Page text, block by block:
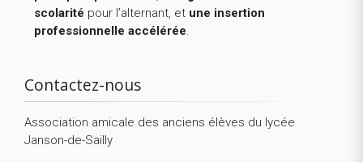
scolarité pour l’alternant, et une insertion
professionnelle accélérée.
Contactez-nous
Association amicale des anciens élèves du lycée
Janson-de-Sailly